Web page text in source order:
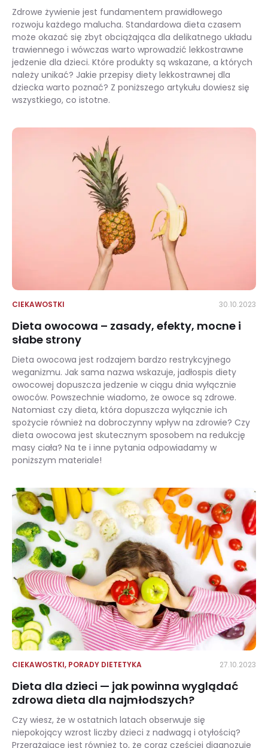
Zdrowe żywienie jest fundamentem prawidłowego
rozwoju każdego malucha. Standardowa dieta czasem
może okazać się zbyt obciążająca dla delikatnego układu
trawiennego i wówczas warto wprowadzić lekkostrawne
jedzenie dla dzieci. Które produkty są wskazane, a których
należy unikać? Jakie przepisy diety lekkostrawnej dla
dziecka warto poznać? Z poniższego artykułu dowiesz się
wszystkiego, co istotne.
CIEKAWOSTKI 30.10.2023
Dieta owocowa – zasady, efekty, mocne i
słabe strony
Dieta owocowa jest rodzajem bardzo restrykcyjnego
weganizmu. Jak sama nazwa wskazuje, jadłospis diety
owocowej dopuszcza jedzenie w ciągu dnia wyłącznie
owoców. Powszechnie wiadomo, że owoce są zdrowe.
Natomiast czy dieta, która dopuszcza wyłącznie ich
spożycie również na dobroczynny wpływ na zdrowie? Czy
dieta owocowa jest skutecznym sposobem na redukcję
masy ciała? Na te i inne pytania odpowiadamy w
poniższym materiale!
CIEKAWOSTKI, PORADY DIETETYKA 27.10.2023
Dieta dla dzieci — jak powinna wyglądać
zdrowa dieta dla najmłodszych?
Czy wiesz, że w ostatnich latach obserwuje się
niepokojący wzrost liczby dzieci z nadwagą i otyłością?
Przerażające jest również to, że coraz częściej diagnozuje